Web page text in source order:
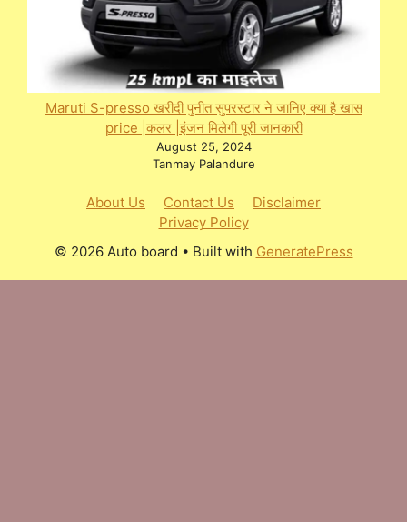
Maruti S-presso खरीदी पुनीत सुपरस्टार ने जानिए क्या है खास
price |कलर |इंजन मिलेगी पूरी जानकारी
August 25, 2024
Tanmay Palandure
About Us Contact Us
Disclaimer
Privacy Policy
© 2026 Auto board • Built with GeneratePress